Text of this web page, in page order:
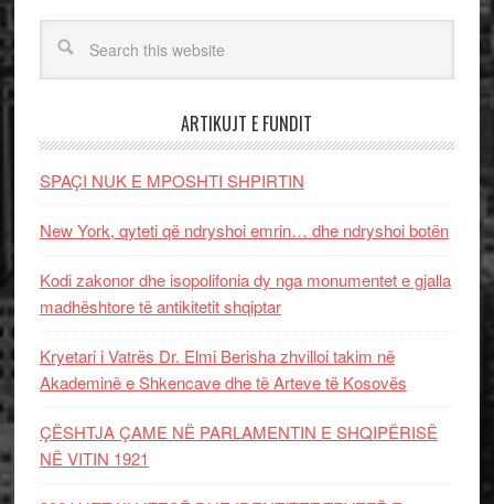
ARTIKUJT E FUNDIT
SPAÇI NUK E MPOSHTI SHPIRTIN
New York, qyteti që ndryshoi emrin… dhe ndryshoi botën
Kodi zakonor dhe isopolifonia dy nga monumentet e gjalla
madhështore të antikitetit shqiptar
Kryetari i Vatrës Dr. Elmi Berisha zhvilloi takim në
Akademinë e Shkencave dhe të Arteve të Kosovës
ÇËSHTJA ÇAME NË PARLAMENTIN E SHQIPËRISË
NË VITIN 1921